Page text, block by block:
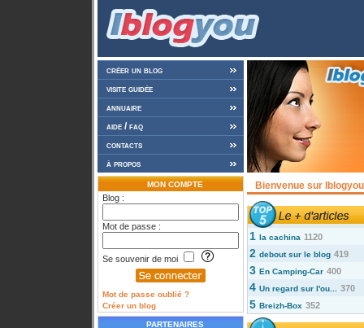
créer un blog
visite guidée
annuaire
aide / faq
contacts
à propos
MON COMPTE
Blog :
Mot de passe :
Se souvenir de moi
Mot de passe oublié ?
Créer un blog
PARTENAIRES
Bienvenue sur
1 la cachina 1120
2 debout sur le blog 419
3 En Camping-Car 400
4 Un regard sur l'ou... 370
5 Breizh-Box 352